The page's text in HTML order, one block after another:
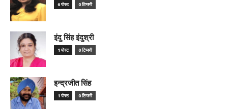
6 पोस्ट 0 टिप्पणी
इंदु सिंह इंदुश्री
1 पोस्ट 0 टिप्पणी
इन्द्रजीत सिंह
1 पोस्ट 0 टिप्पणी